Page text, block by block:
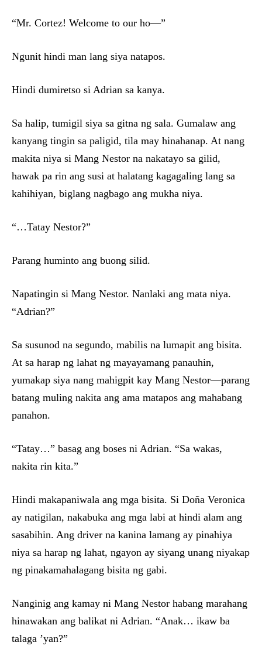
“Mr. Cortez! Welcome to our ho—”
Ngunit hindi man lang siya natapos.
Hindi dumiretso si Adrian sa kanya.
Sa halip, tumigil siya sa gitna ng sala. Gumalaw ang
kanyang tingin sa paligid, tila may hinahanap. At nang
makita niya si Mang Nestor na nakatayo sa gilid,
hawak pa rin ang susi at halatang kagagaling lang sa
kahihiyan, biglang nagbago ang mukha niya.
“…Tatay Nestor?”
Parang huminto ang buong silid.
Napatingin si Mang Nestor. Nanlaki ang mata niya.
“Adrian?”
Sa susunod na segundo, mabilis na lumapit ang bisita.
At sa harap ng lahat ng mayayamang panauhin,
yumakap siya nang mahigpit kay Mang Nestor—parang
batang muling nakita ang ama matapos ang mahabang
panahon.
“Tatay…” basag ang boses ni Adrian. “Sa wakas,
nakita rin kita.”
Hindi makapaniwala ang mga bisita. Si Doña Veronica
ay natigilan, nakabuka ang mga labi at hindi alam ang
sasabihin. Ang driver na kanina lamang ay pinahiya
niya sa harap ng lahat, ngayon ay siyang unang niyakap
ng pinakamahalagang bisita ng gabi.
Nanginig ang kamay ni Mang Nestor habang marahang
hinawakan ang balikat ni Adrian. “Anak… ikaw ba
talaga ’yan?”